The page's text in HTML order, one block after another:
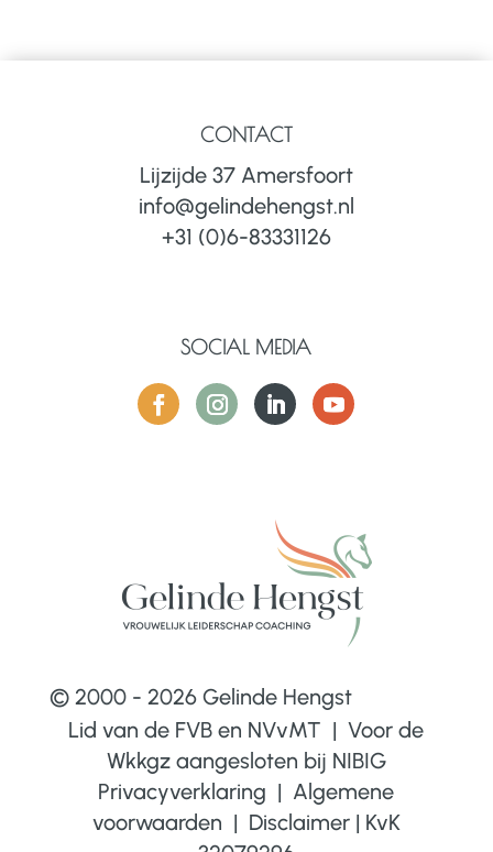
CONTACT
Lijzijde 37 Amersfoort
info@gelindehengst.nl
+31 (0)6-83331126
SOCIAL MEDIA
© 2000 - 2026 Gelinde Hengst
Lid van de FVB en NVvMT | Voor de
Wkkgz aangesloten bij NIBIG
Privacyverklaring | Algemene
voorwaarden | Disclaimer| KvK